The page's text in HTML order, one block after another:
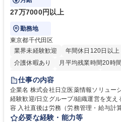
27万7000円以上
勤務地
東京都千代田区
業界未経験歓迎
年間休日120日以上
介護休暇あり
月平均残業時間20時
住宅手当あり
育休あり
完全週休2日制 交通費支
仕事の内容
企業名 株式会社日立医薬情報ソリューションズ 求人名 【総
経験歓迎/日立グループ/組織運営を支えるゼ
容 入社直後は労務（労務管理・給与計
任せいたします。将来は総務・採用・
必要な経験・能力等